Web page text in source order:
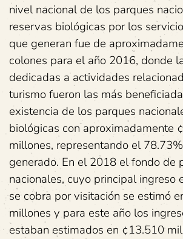
nivel nacional de los parques
reservas biológicas por los
que generan fue de
colones para el año 2016, donde
dedicadas a actividades
turismo fueron las más
existencia de los parques
biológicas con aproximadamente
millones, representando el
generado. En el 2018 el fondo de
nacionales, cuyo principal ingreso
se cobra por visitación se estimó
millones y para este año los
estaban estimados en ¢13.510